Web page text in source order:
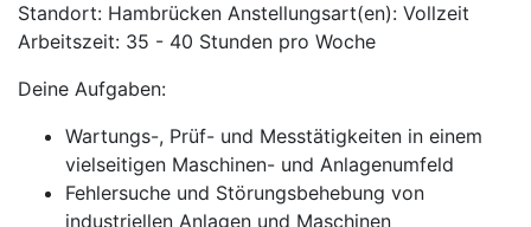
Standort: Hambrücken Anstellungsart(en): Vollzeit
Arbeitszeit: 35 - 40 Stunden pro Woche
Deine Aufgaben:
Wartungs-, Prüf- und Messtätigkeiten in einem
vielseitigen Maschinen- und Anlagenumfeld
Fehlersuche und Störungsbehebung von
industriellen Anlagen und Maschinen